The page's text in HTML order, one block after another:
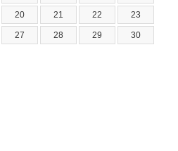
20 21 22 23
27 28 29 30